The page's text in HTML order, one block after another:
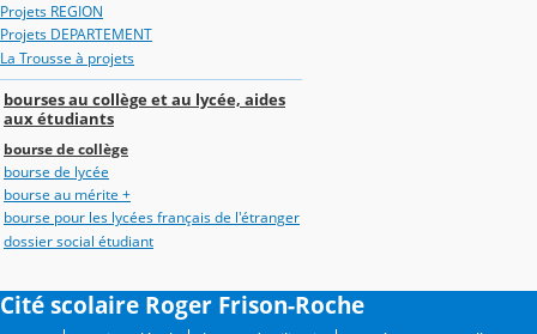
Projets REGION
Projets DEPARTEMENT
La Trousse à projets
bourses au collège et au lycée, aides
aux étudiants
bourse de collège
bourse de lycée
bourse au mérite +
bourse pour les lycées français de l'étranger
dossier social étudiant
Cité scolaire Roger Frison-Roche